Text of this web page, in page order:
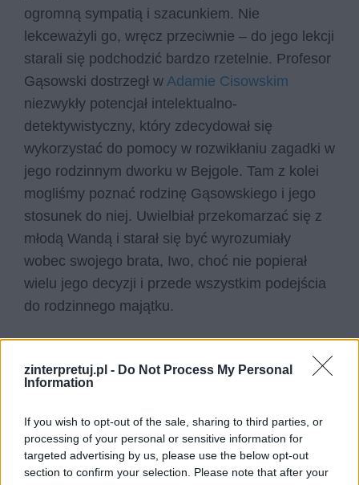
zinterpretuj.pl - Do Not Process My Personal
Information
If you wish to opt-out of the sale, sharing to third parties, or
processing of your personal or sensitive information for
targeted advertising by us, please use the below opt-out
section to confirm your selection. Please note that after your
ogromną sympatią i szacunkiem. Nie
lekceważyli go, wręcz przeciwnie – do jego lekcji
starali się podchodzić bardzo rzetelnie. Profesor
Gąsowski dostrzegł w Adamie Cisowskim
niezwykły potencjał intelektualno-
detektywistyczny, który zdecydował się
wykorzystać do pomocy w rozwikłaniu zagadki w
jego rodzinnym dworku w Bejgole. Tam z kolei
mogliśmy poznać rodzinę Gąsowskiego i jego
stosunek do niej. Uwielbiał przekomarzać się z
młodą Wandą i starał się być wyrozumiały
wobec swojego brata, Iwo, choć nie popierał
wielu jego decyzji i przede wszystkim podejścia
do rodzinnego majątku.
Profesor Paweł Gąsowski to przykład
nauczyciela, którego każdy chyba chciałby mieć.
Dobry, wyrozumiały, uczciwy człowiek, któremu
młodzieży to skarb, którego dzisiaj potrzeba
dużo bardziej niż kiedykolwiek.